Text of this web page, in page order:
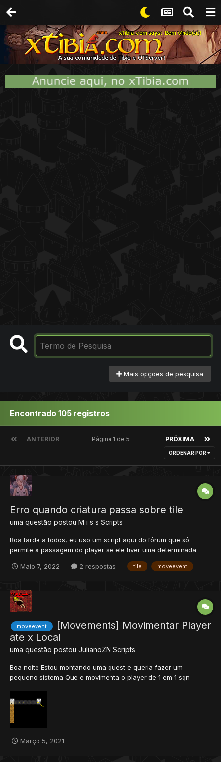
Mais opções de pesquisa
Encontrado 105 registros
ANTERIOR PRÓXIMA
Página 1 de 5
ORDENAR POR
Erro quando criatura passa sobre tile
uma questão postou M i s s Scripts
Boa tarde a todos, eu uso um script aqui do fórum que só
permite a passagem do player se ele tiver uma determinada
selvagem ou do próprio jogador passa sobre esse tile aparece
quando isso ac...
Maio 7, 2022 2 respostas tile moveevent
moveevent
[Movements] Movimentar Player
ate x Local
uma questão postou JulianoZN Scripts
Boa noite Estou montando uma quest e queria fazer um
pequeno sistema Que e movimenta o player de 1 em 1 sqn
automaticamente movimenta o player ate o Outro Piso e nesse
outro pisso com action diferente fazeria o pla...
Março 5, 2021